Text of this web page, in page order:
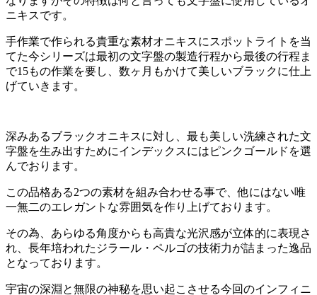
ニキスです。
手作業で作られる貴重な素材オニキスにスポットライトを当
てた今シリーズは最初の文字盤の製造行程から最後の行程ま
で15もの作業を要し、数ヶ月もかけて美しいブラックに仕上
げていきます。
深みあるブラックオニキスに対し、最も美しい洗練された文
字盤を生み出すためにインデックスにはピンクゴールドを選
んでおります。
この品格ある2つの素材を組み合わせる事で、他にはない唯
一無二のエレガントな雰囲気を作り上げております。
その為、あらゆる角度からも高貴な光沢感が立体的に表現さ
れ、長年培われたジラール・ペルゴの技術力が詰まった逸品
となっております。
宇宙の深淵と無限の神秘を思い起こさせる今回のインフィニ